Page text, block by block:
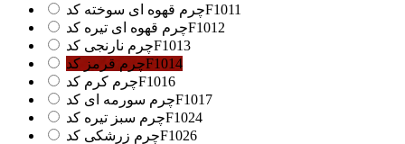
چرم قهوه ای سوخته کدF1011
چرم قهوه ای تیره کدF1012
چرم نارنجی کدF1013
چرم قرمز کدF1014
چرم کرم کدF1016
چرم سورمه ای کدF1017
چرم سبز تیره کدF1024
چرم زرشکی کدF1026